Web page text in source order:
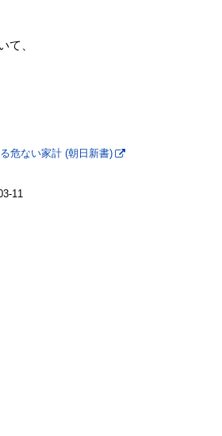
て、
危ない家計 (朝日新書)
11